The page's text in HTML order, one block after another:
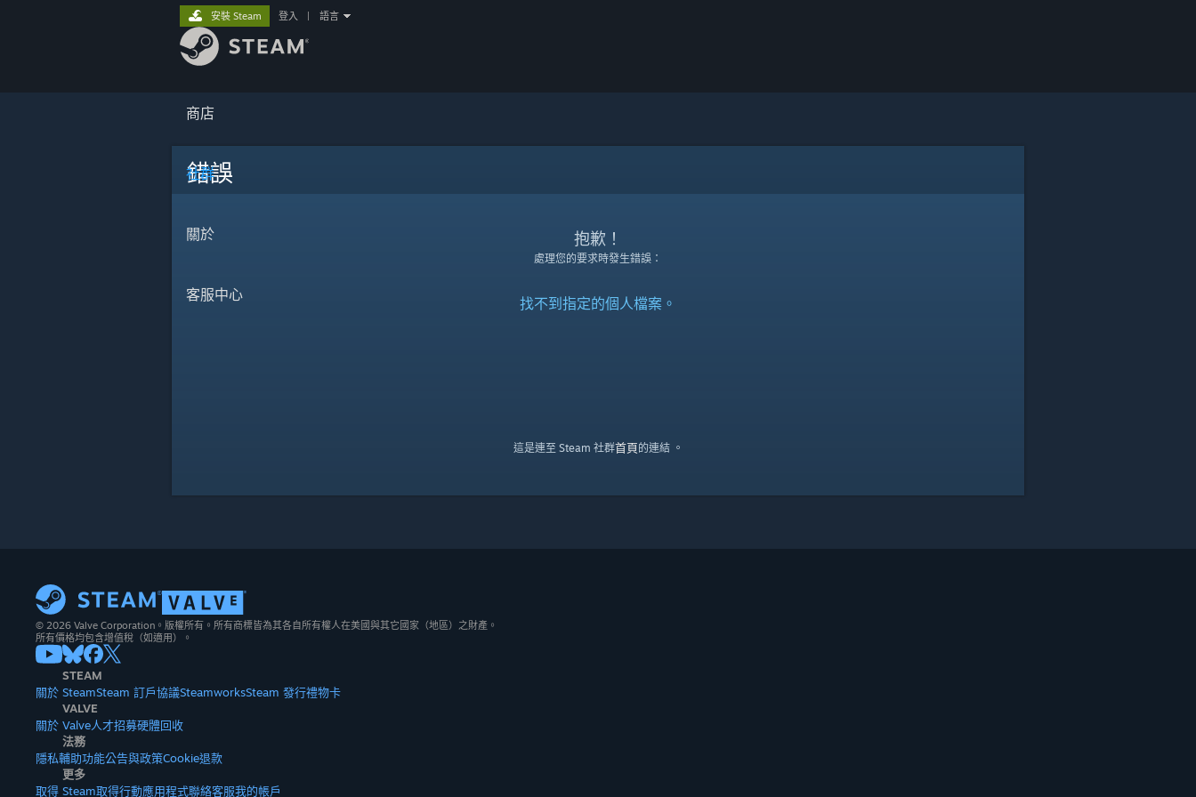
商店
社群
關於
客服中心
安裝 Steam 登入 語言
錯誤
抱歉！
處理您的要求時發生錯誤：
找不到指定的個人檔案。
這是連至 Steam 社群首頁的連結 。
© 2026 Valve Corporation。版權所有。所有商標皆為其各自所有權人在美國與其它國家（地區）之財產。
所有價格均包含增值稅（如適用）。
STEAM
關於 SteamSteam 訂戶協議SteamworksSteam 發行禮物卡
VALVE
關於 Valve人才招募硬體回收
法務
隱私輔助功能公告與政策Cookie退款
更多
取得 Steam取得行動應用程式聯絡客服我的帳戶